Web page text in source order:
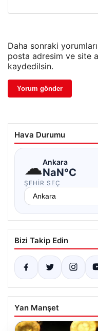
Daha sonraki
posta adresim ve site
kaydedilsin.
Hava Durumu
☁Ankara
NaN°C
ŞEHIR SEÇ
Bizi Takip Edin
Yan Manşet